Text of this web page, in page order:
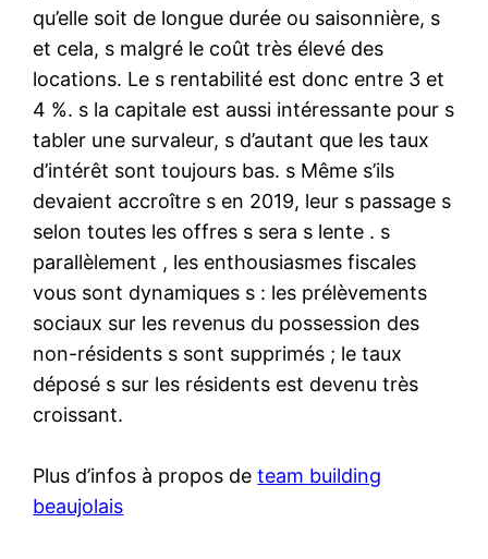
qu’elle soit de longue durée ou saisonnière, s
et cela, s malgré le coût très élevé des
locations. Le s rentabilité est donc entre 3 et
4 %. s la capitale est aussi intéressante pour s
tabler une survaleur, s d’autant que les taux
d’intérêt sont toujours bas. s Même s’ils
devaient accroître s en 2019, leur s passage s
selon toutes les offres s sera s lente . s
parallèlement , les enthousiasmes fiscales
vous sont dynamiques s : les prélèvements
sociaux sur les revenus du possession des
non-résidents s sont supprimés ; le taux
déposé s sur les résidents est devenu très
croissant.
Plus d’infos à propos deteam building
beaujolais